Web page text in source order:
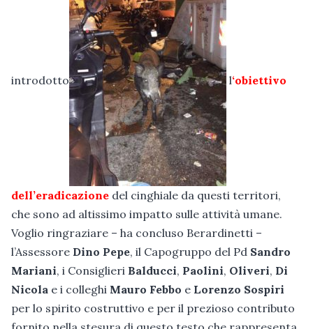
introdotto l‘obiettivo
dell’eradicazione del cinghiale da questi territori,
che sono ad altissimo impatto sulle attività umane.
Voglio ringraziare – ha concluso Berardinetti –
l’Assessore Dino Pepe, il Capogruppo del Pd Sandro
Mariani, i Consiglieri Balducci, Paolini, Oliveri, Di
Nicola e i colleghi Mauro Febbo e Lorenzo Sospiri
per lo spirito costruttivo e per il prezioso contributo